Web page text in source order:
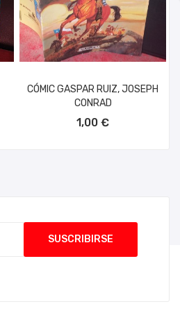
CÓMIC GASPAR RUIZ, JOSEPH
CONRAD
1,00 €